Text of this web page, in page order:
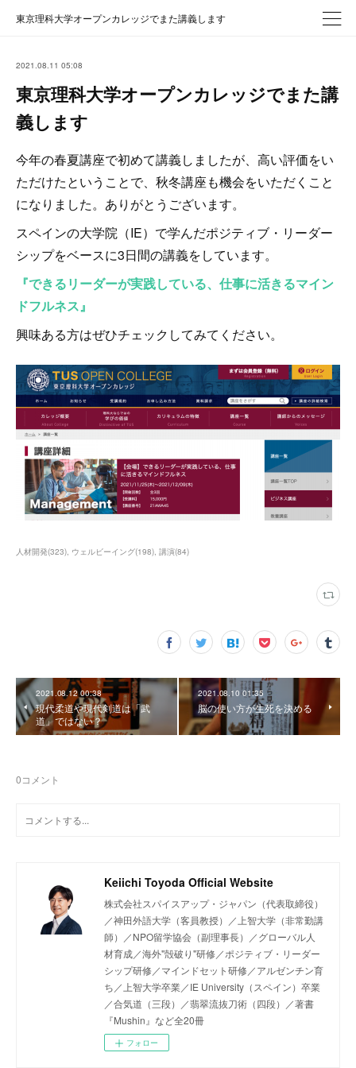
東京理科大学オープンカレッジでまた講義します
2021.08.11 05:08
東京理科大学オープンカレッジでまた講
義します
今年の春夏講座で初めて講義しましたが、高い評価をい
ただけたということで、秋冬講座も機会をいただくこと
になりました。ありがとうございます。
スペインの大学院（IE）で学んだポジティブ・リーダー
シップをベースに3日間の講義をしています。
『できるリーダーが実践している、仕事に活きるマイン
ドフルネス』
興味ある方はぜひチェックしてみてください。
人材開発(323) ウェルビーイング(198) 講演(84)
2021.08.12 00:38
現代柔道や現代剣道は「武
道」ではない？
2021.08.10 01:35
脳の使い方が生死を決める
0コメント
Keiichi Toyoda Official Website
株式会社スパイスアップ・ジャパン（代表取締役）
／神田外語大学（客員教授）／上智大学（非常勤講
師）／NPO留学協会（副理事長）／グローバル人
材育成／海外"殻破り"研修／ポジティブ・リーダー
シップ研修／マインドセット研修／アルゼンチン育
ち／上智大学卒業／IE University（スペイン）卒業
／合気道（三段）／翡翠流抜刀術（四段）／著書
『Mushin』など全20冊
フォロー